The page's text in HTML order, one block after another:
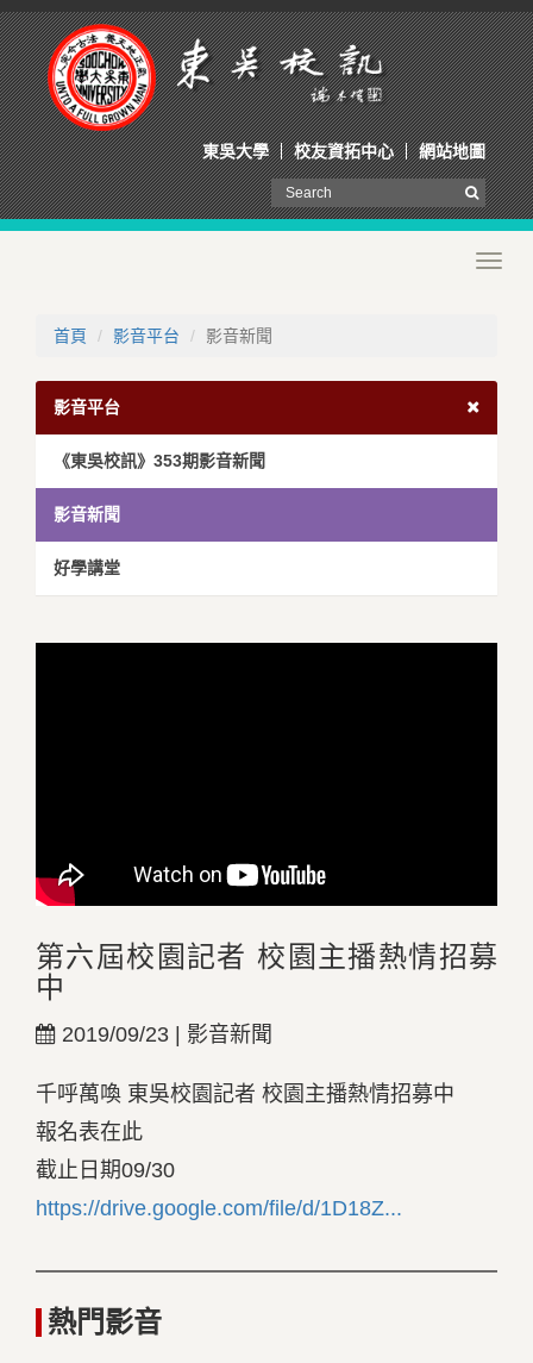
東吳大學 校友資拓中心 網站地圖
首頁 影音平台 影音新聞
影音平台
《東吳校訊》353期影音新聞
影音新聞
好學講堂
第六屆校園記者 校園主播熱情招募
中
2019/09/23 | 影音新聞
千呼萬喚 東吳校園記者 校園主播熱情招募中
報名表在此
截止日期09/30
https://drive.google.com/file/d/1D18Z...
熱門影音